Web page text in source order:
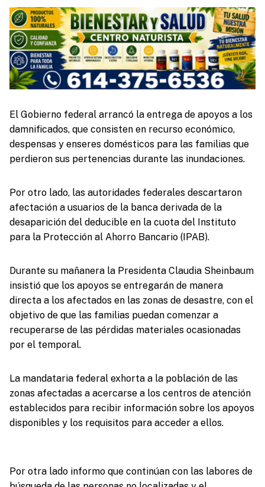
El Gobierno federal arrancó la entrega de apoyos a los
damnificados, que consisten en recurso económico,
despensas y enseres domésticos para las familias que
perdieron sus pertenencias durante las inundaciones.
Por otro lado, las autoridades federales descartaron
afectación a usuarios de la banca derivada de la
desaparición del deducible en la cuota del Instituto
para la Protección al Ahorro Bancario (IPAB).
Durante su mañanera la Presidenta Claudia Sheinbaum
insistió que los apoyos se entregarán de manera
directa a los afectados en las zonas de desastre, con el
objetivo de que las familias puedan comenzar a
recuperarse de las pérdidas materiales ocasionadas
por el temporal.
La mandataria federal exhorta a la población de las
zonas afectadas a acercarse a los centros de atención
establecidos para recibir información sobre los apoyos
disponibles y los requisitos para acceder a ellos.
Por otra lado informo que continúan con las labores de